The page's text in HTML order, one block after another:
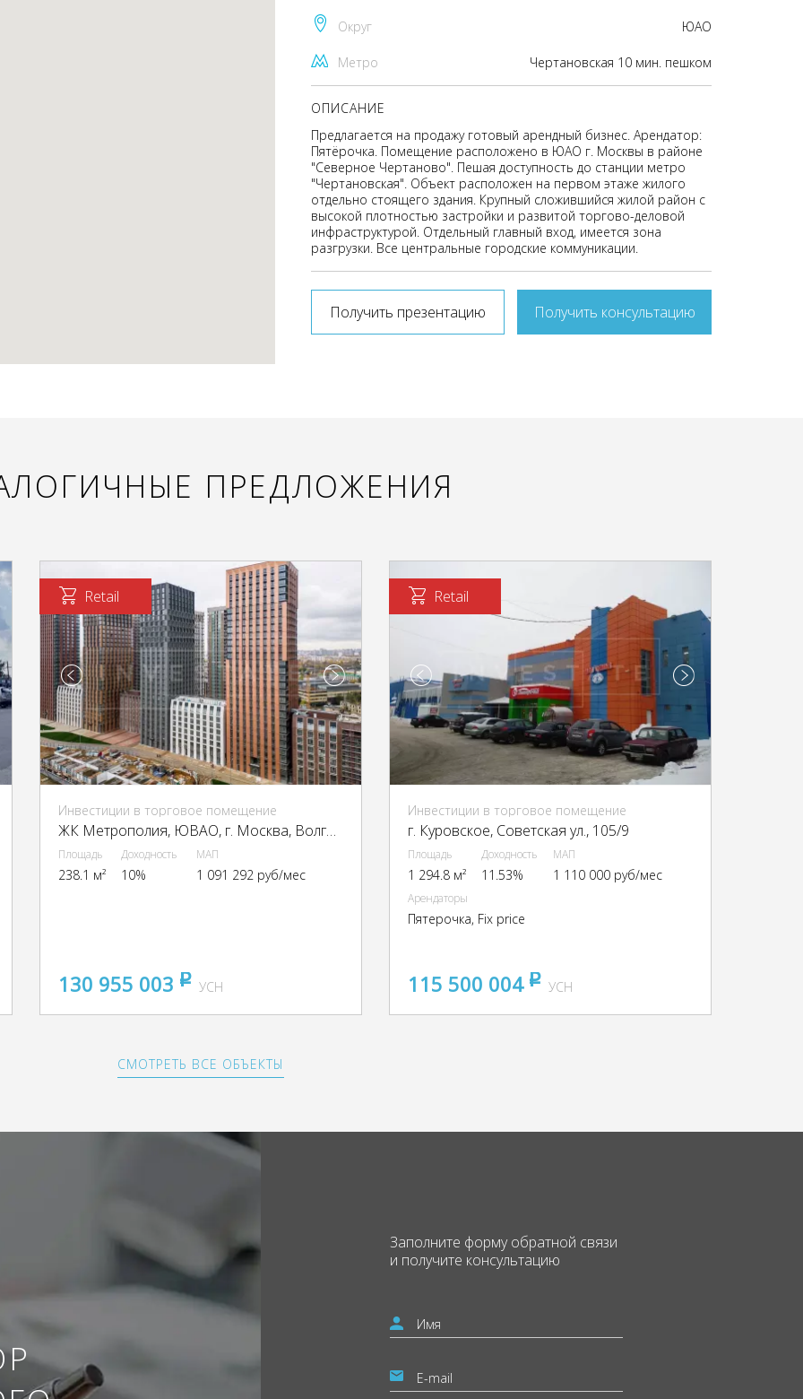
Округ ЮАО
Метро Чертановская 10 мин. пешком
ОПИСАНИЕ
Предлагается на продажу готовый арендный бизнес. Арендатор:
Пятёрочка. Помещение расположено в ЮАО г. Москвы в районе
"Северное Чертаново". Пешая доступность до станции метро
"Чертановская". Объект расположен на первом этаже жилого
отдельно стоящего здания. Крупный сложившийся жилой район с
высокой плотностью застройки и развитой торгово-деловой
инфраструктурой. Отдельный главный вход, имеется зона
разгрузки. Все центральные городские коммуникации.
Получить презентацию Получить консультацию
ПРЕДЛОЖЕНИЯ
Retail
Инвестиции в торговое помещение
ЖК Метрополия, ЮВАО, г. Москва, Волгоградский пр-кт, 32/5к1
Площадь
238.1 м²
Доходность
10%
МАП
1 091 292 руб/мес
130 955 003 pуб
УСН
Retail
Инвестиции в торговое помещение
г. Куровское, Советская ул., 105/9
Площадь
1 294.8 м²
Доходность
11.53%
МАП
1 110 000 руб/мес
Арендаторы
Пятерочка, Fix price
115 500 004 pуб
УСН
СМОТРЕТЬ ВСЕ ОБЪЕКТЫ
Заполните формуобратной связи
и получите консультацию